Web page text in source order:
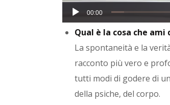
00:00
Qual è la cosa che
La spontaneità e la
racconto più vero e
tutti modi di godere di
della psiche, del corpo.